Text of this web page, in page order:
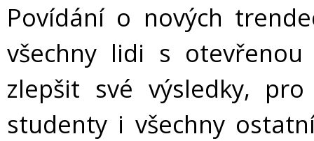
Povídání o nových
všechny lidi s
zlepšit své výsledky,
studenty i všechny